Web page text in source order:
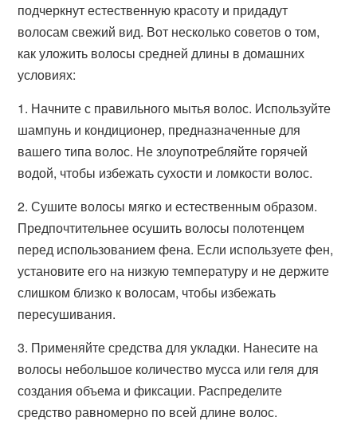
подчеркнут естественную красоту и придадут
волосам свежий вид. Вот несколько советов о том,
как уложить волосы средней длины в домашних
условиях:
1. Начните с правильного мытья волос. Используйте
шампунь и кондиционер, предназначенные для
вашего типа волос. Не злоупотребляйте горячей
водой, чтобы избежать сухости и ломкости волос.
2. Сушите волосы мягко и естественным образом.
Предпочтительнее осушить волосы полотенцем
перед использованием фена. Если используете фен,
установите его на низкую температуру и не держите
слишком близко к волосам, чтобы избежать
пересушивания.
3. Применяйте средства для укладки. Нанесите на
волосы небольшое количество мусса или геля для
создания объема и фиксации. Распределите
средство равномерно по всей длине волос.